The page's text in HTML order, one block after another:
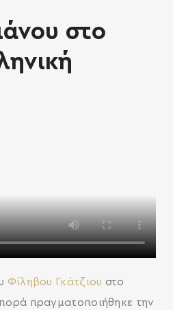
στο
Φίληβου Γκάτζιου στο
πραγματοποιήθηκε την